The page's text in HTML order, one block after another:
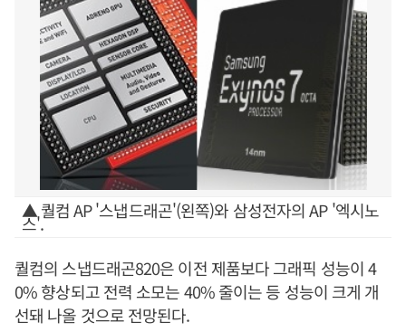
▲ 퀄컴 AP '스냅드래곤'(왼쪽)와 삼성전자의 AP '엑시노
스'.
퀄컴의 스냅드래곤820은 이전 제품보다 그래픽 성능이 4
0% 향상되고 전력 소모는 40% 줄이는 등 성능이 크게 개
선돼 나올 것으로 전망된다.